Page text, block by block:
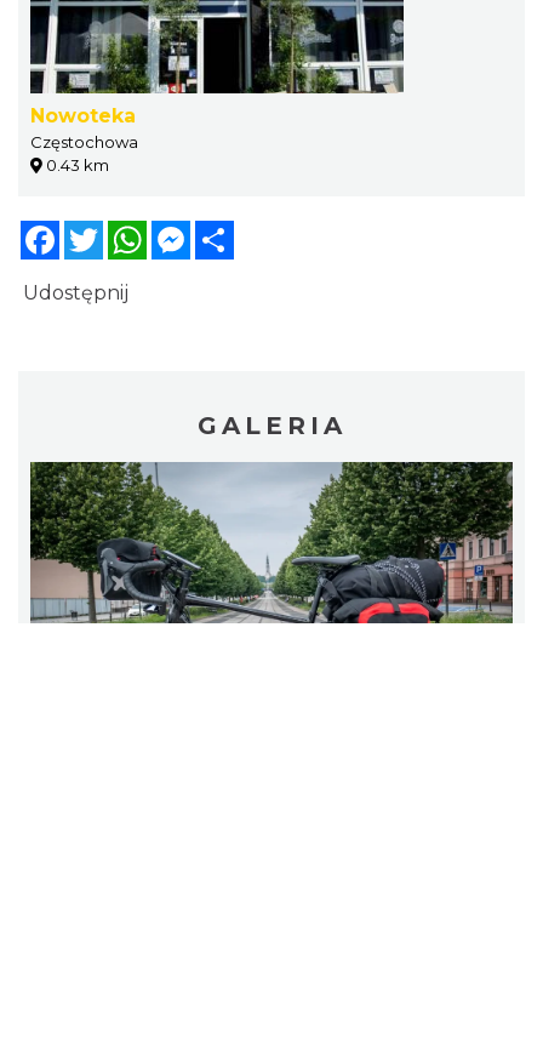
Nowoteka
Częstochowa
0.43 km
FacebookTwitterWhatsAppMessenger
Udostępnij
GALERIA